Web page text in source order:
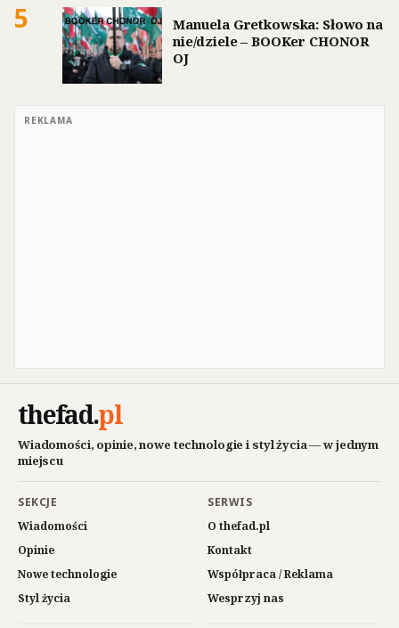
5
Manuela Gretkowska: Słowo na
nie/dziele – BOOKer CHONOR
OJ
REKLAMA
thefad.pl
Wiadomości, opinie, nowe technologie i styl życia — w jednym
miejscu
SEKCJE
Wiadomości
Opinie
Nowe technologie
Styl życia
SERWIS
O thefad.pl
Kontakt
Współpraca / Reklama
Wesprzyj nas